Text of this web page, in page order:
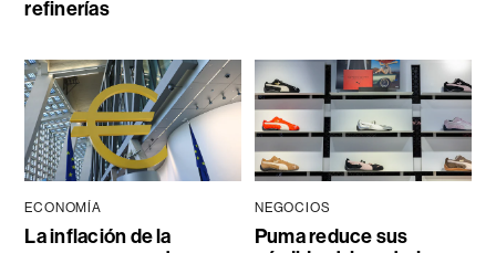
refinerías
ECONOMÍA
La inflación de la
NEGOCIOS
Puma reduce sus